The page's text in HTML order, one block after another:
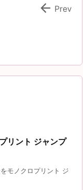
 Prev
リント ジャンプ
モノクロプリント ジ